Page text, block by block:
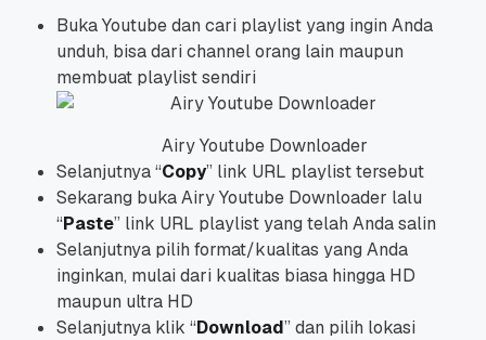
Buka Youtube dan cari playlist yang ingin Anda
unduh, bisa dari channel orang lain maupun
membuat playlist sendiri
Airy Youtube Downloader
Selanjutnya “Copy” link URL playlist tersebut
Sekarang buka Airy Youtube Downloader lalu
“Paste” link URL playlist yang telah Anda salin
Selanjutnya pilih format/kualitas yang Anda
inginkan, mulai dari kualitas biasa hingga HD
maupun ultra HD
Selanjutnya klik “Download” dan pilih lokasi